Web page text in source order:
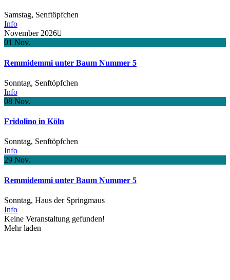
Samstag, Senftöpfchen
Info
November 2026
01 Nov.
Remmidemmi unter Baum Nummer 5
Sonntag, Senftöpfchen
Info
08 Nov.
Fridolino in Köln
Sonntag, Senftöpfchen
Info
29 Nov.
Remmidemmi unter Baum Nummer 5
Sonntag, Haus der Springmaus
Info
Keine Veranstaltung gefunden!
Mehr laden